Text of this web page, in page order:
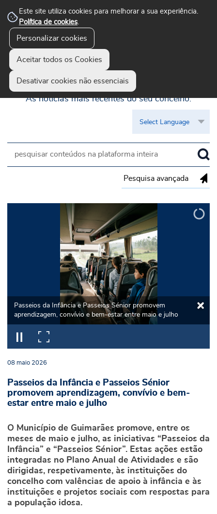
Este site utiliza cookies para melhorar a sua experiência.
Política de cookies.
Personalizar cookies
Aceitar todos os Cookies
Desativar cookies não essenciais
Pesquisa avançada
Guimarães Visível
As notícias mais recentes do seu concelho.
Passeios da Infância e Passeios Sénior promovem
aprendizagem, convívio e bem-estar entre maio e julho
08 maio 2026
Passeios da Infância e Passeios Sénior
promovem aprendizagem, convívio e bem-
estar entre maio e julho
O Município de Guimarães promove, entre os
meses de maio e julho, as iniciativas “Passeios da
Infância” e “Passeios Sénior”. Estas ações estão
integradas no Plano Anual de Atividades e são
dirigidas, respetivamente, às instituições do
concelho com valências de apoio à infância e às
instituições e projetos sociais com respostas para
a população idosa.